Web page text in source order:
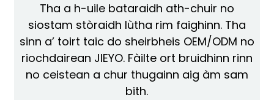
Tha a h-uile bataraidh ath-chuir no
siostam stòraidh lùtha rim faighinn. Tha
sinn a’ toirt taic do sheirbheis OEM/ODM no
riochdairean JIEYO. Fàilte ort bruidhinn rinn
no ceistean a chur thugainn aig àm sam
bith.